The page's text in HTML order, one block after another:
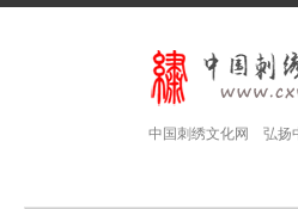
中国刺绣文化网 弘扬